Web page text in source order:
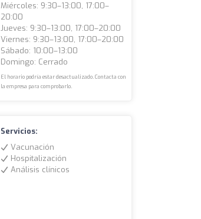
Miércoles: 9:30–13:00, 17:00–
20:00
Jueves: 9:30–13:00, 17:00–20:00
Viernes: 9:30–13:00, 17:00–20:00
Sábado: 10:00–13:00
Domingo: Cerrado
El horario podría estar desactualizado. Contacta con
la empresa para comprobarlo.
Servicios:
Vacunación
Hospitalización
Análisis clínicos